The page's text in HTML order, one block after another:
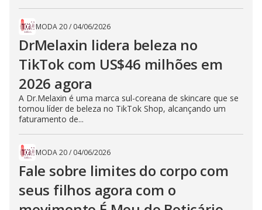
MODA 20/ 04/06/2026
DrMelaxin lidera beleza no
TikTok com US$46 milhões em
2026 agora
A Dr.Melaxin é uma marca sul-coreana de skincare que se
tornou líder de beleza no TikTok Shop, alcançando um
faturamento de...
MODA 20/ 04/06/2026
Fale sobre limites do corpo com
seus filhos agora com o